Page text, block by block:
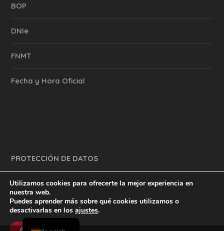
BOP
DNIe
FNMT
Fecha y Hora Oficial
PROTECCIÓN DE DATOS
inventtatte es Marketing Online Sevilla
Utilizamos cookies para ofrecerte la mejor experiencia en
nuestra web.
Puedes aprender más sobre qué cookies utilizamos o
desactivarlas en los ajustes.
Aceptar
English